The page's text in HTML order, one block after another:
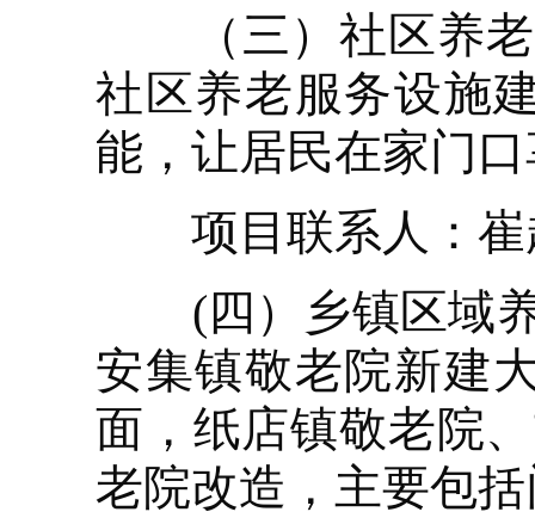
（三）社区养老
社区养老服务设施
能，让居民在家门
项目联系人：崔
(四）乡镇区域养
安集镇敬老院新建
面，纸店镇敬老院
老院改造，主要包